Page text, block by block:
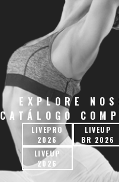
EXPLORE
CATÁLOGO
LIVEPRO
2026
LIVEUP
BR 2026
LIVEUP
2026